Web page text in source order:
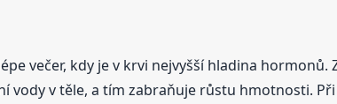
večer, kdy je v krvi nejvyšší hladina
v těle, a tím zabraňuje růstu hmotnosti.